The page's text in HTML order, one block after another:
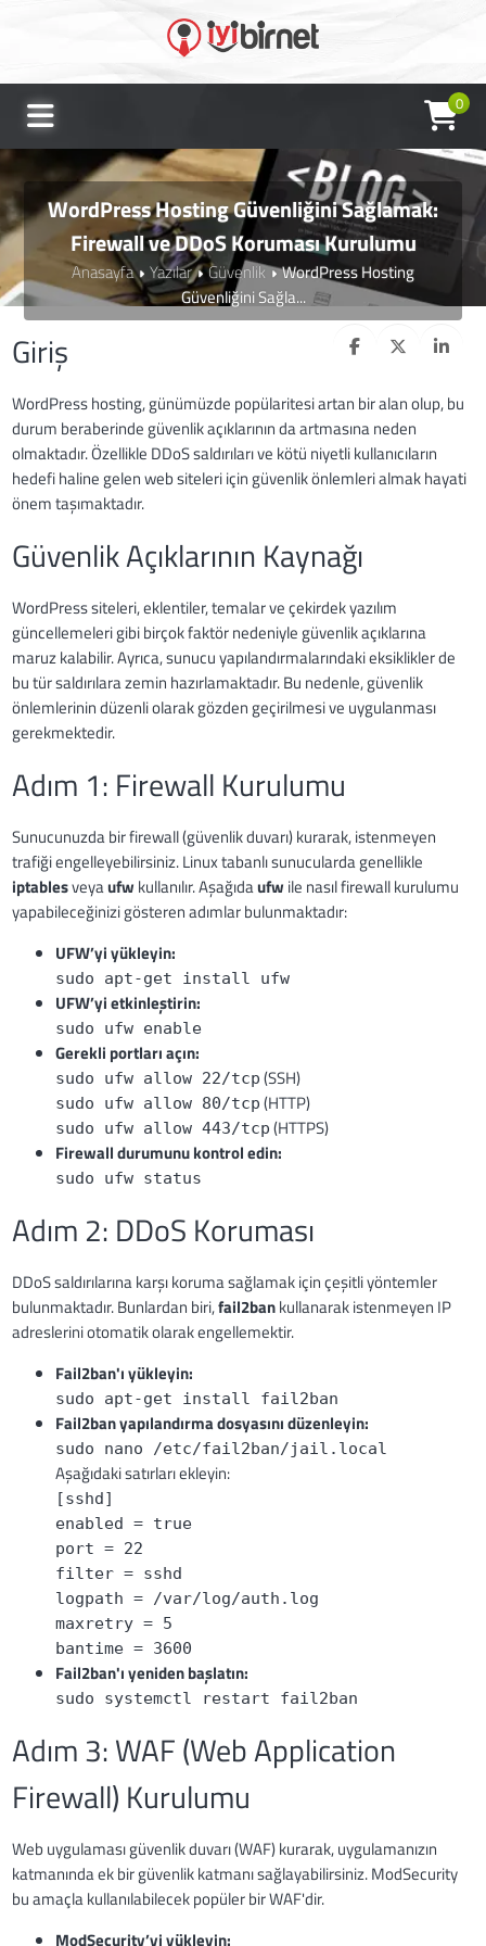
0
WordPress Hosting Güvenliğini Sağlamak:
Firewall ve DDoS Koruması Kurulumu
Anasayfa Yazılar Güvenlik
WordPress Hosting
Güvenliğini Sağla...
Giriş
WordPress hosting, günümüzde popülaritesi artan bir alan olup, bu
durum beraberinde güvenlik açıklarının da artmasına neden
olmaktadır. Özellikle DDoS saldırıları ve kötü niyetli kullanıcıların
hedefi haline gelen web siteleri için güvenlik önlemleri almak hayati
önem taşımaktadır.
Güvenlik Açıklarının Kaynağı
WordPress siteleri, eklentiler, temalar ve çekirdek yazılım
güncellemeleri gibi birçok faktör nedeniyle güvenlik açıklarına
maruz kalabilir. Ayrıca, sunucu yapılandırmalarındaki eksiklikler de
bu tür saldırılara zemin hazırlamaktadır. Bu nedenle, güvenlik
önlemlerinin düzenli olarak gözden geçirilmesi ve uygulanması
gerekmektedir.
Adım 1: Firewall Kurulumu
Sunucunuzda bir firewall (güvenlik duvarı) kurarak, istenmeyen
trafiği engelleyebilirsiniz. Linux tabanlı sunucularda genellikle
iptablesveyaufw kullanılır. Aşağıdaufw ile nasıl firewall kurulumu
yapabileceğinizi gösteren adımlar bulunmaktadır:
UFW’yi yükleyin:
sudo apt-get install ufw
UFW’yi etkinleştirin:
sudo ufw enable
Gerekli portları açın:
sudo ufw allow 22/tcp (SSH)
sudo ufw allow 80/tcp (HTTP)
sudo ufw allow 443/tcp (HTTPS)
Firewall durumunu kontrol edin:
sudo ufw status
Adım 2: DDoS Koruması
DDoS saldırılarına karşı koruma sağlamak için çeşitli yöntemler
bulunmaktadır. Bunlardan biri,fail2bankullanarak istenmeyen IP
adreslerini otomatik olarak engellemektir.
Fail2ban'ı yükleyin:
sudo apt-get install fail2ban
Fail2ban yapılandırma dosyasını düzenleyin:
sudo nano /etc/fail2ban/jail.local
Aşağıdaki satırları ekleyin:
[sshd]
enabled = true
port = 22
filter = sshd
logpath = /var/log/auth.log
maxretry = 5
bantime = 3600
Fail2ban'ı yeniden başlatın:
sudo systemctl restart fail2ban
Adım 3: WAF (Web Application
Firewall) Kurulumu
Web uygulaması güvenlik duvarı (WAF) kurarak, uygulamanızın
katmanında ek bir güvenlik katmanı sağlayabilirsiniz. ModSecurity
bu amaçla kullanılabilecek popüler bir WAF'dir.
ModSecurity’yi yükleyin: